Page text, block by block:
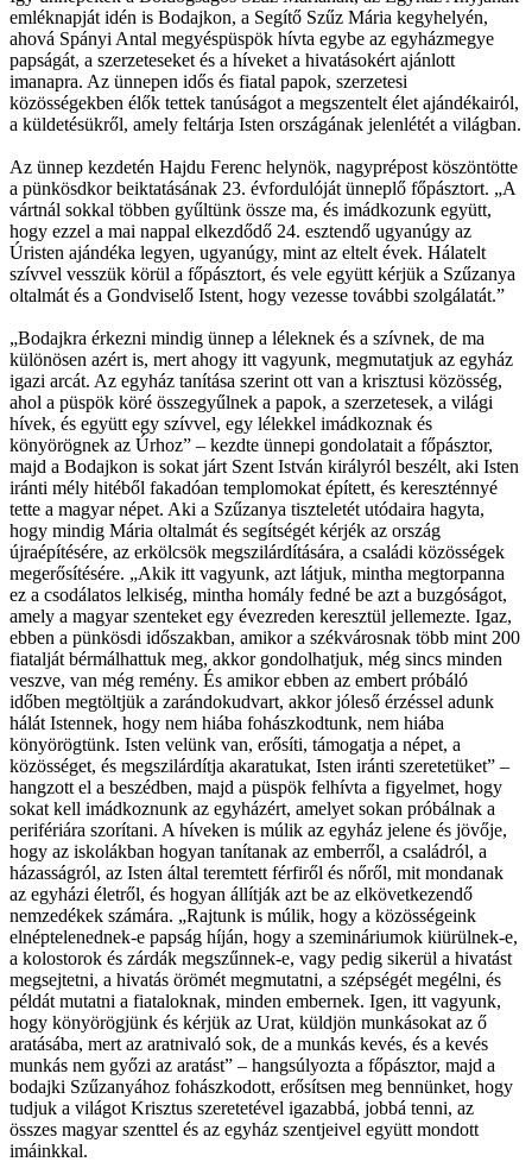
emléknapját idén is Bodajkon, a Segítő Szűz Mária kegyhelyén,
ahová Spányi Antal megyéspüspök hívta egybe az egyházmegye
papságát, a szerzeteseket és a híveket a hivatásokért ajánlott
imanapra. Az ünnepen idős és fiatal papok, szerzetesi
közösségekben élők tettek tanúságot a megszentelt élet ajándékairól,
a küldetésükről, amely feltárja Isten országának jelenlétét a világban.
Az ünnep kezdetén Hajdu Ferenc helynök, nagyprépost köszöntötte
a pünkösdkor beiktatásának 23. évfordulóját ünneplő főpásztort. „A
vártnál sokkal többen gyűltünk össze ma, és imádkozunk együtt,
hogy ezzel a mai nappal elkezdődő 24. esztendő ugyanúgy az
Úristen ajándéka legyen, ugyanúgy, mint az eltelt évek. Hálatelt
szívvel vesszük körül a főpásztort, és vele együtt kérjük a Szűzanya
oltalmát és a Gondviselő Istent, hogy vezesse további szolgálatát.”
„Bodajkra érkezni mindig ünnep a léleknek és a szívnek, de ma
különösen azért is, mert ahogy itt vagyunk, megmutatjuk az egyház
igazi arcát. Az egyház tanítása szerint ott van a krisztusi közösség,
ahol a püspök köré összegyűlnek a papok, a szerzetesek, a világi
hívek, és együtt egy szívvel, egy lélekkel imádkoznak és
könyörögnek az Úrhoz” – kezdte ünnepi gondolatait a főpásztor,
majd a Bodajkon is sokat járt Szent István királyról beszélt, aki Isten
iránti mély hitéből fakadóan templomokat épített, és kereszténnyé
tette a magyar népet. Aki a Szűzanya tiszteletét utódaira hagyta,
hogy mindig Mária oltalmát és segítségét kérjék az ország
újraépítésére, az erkölcsök megszilárdítására, a családi közösségek
megerősítésére. „Akik itt vagyunk, azt látjuk, mintha megtorpanna
ez a csodálatos lelkiség, mintha homály fedné be azt a buzgóságot,
amely a magyar szenteket egy évezreden keresztül jellemezte. Igaz,
ebben a pünkösdi időszakban, amikor a székvárosnak több mint 200
fiatalját bérmálhattuk meg, akkor gondolhatjuk, még sincs minden
veszve, van még remény. És amikor ebben az embert próbáló
időben megtöltjük a zarándokudvart, akkor jóleső érzéssel adunk
hálát Istennek, hogy nem hiába fohászkodtunk, nem hiába
könyörögtünk. Isten velünk van, erősíti, támogatja a népet, a
közösséget, és megszilárdítja akaratukat, Isten iránti szeretetüket” –
hangzott el a beszédben, majd a püspök felhívta a figyelmet, hogy
sokat kell imádkoznunk az egyházért, amelyet sokan próbálnak a
perifériára szorítani. A híveken is múlik az egyház jelene és jövője,
hogy az iskolákban hogyan tanítanak az emberről, a családról, a
házasságról, az Isten által teremtett férfiről és nőről, mit mondanak
az egyházi életről, és hogyan állítják azt be az elkövetkezendő
nemzedékek számára. „Rajtunk is múlik, hogy a közösségeink
elnéptelenednek-e papság híján, hogy a szemináriumok kiürülnek-e,
a kolostorok és zárdák megszűnnek-e, vagy pedig sikerül a hivatást
megsejtetni, a hivatás örömét megmutatni, a szépségét megélni, és
példát mutatni a fiataloknak, minden embernek. Igen, itt vagyunk,
hogy könyörögjünk és kérjük az Urat, küldjön munkásokat az ő
aratásába, mert az aratnivaló sok, de a munkás kevés, és a kevés
munkás nem győzi az aratást” – hangsúlyozta a főpásztor, majd a
bodajki Szűzanyához fohászkodott, erősítsen meg bennünket, hogy
tudjuk a világot Krisztus szeretetével igazabbá, jobbá tenni, az
összes magyar szenttel és az egyház szentjeivel együtt mondott
imáinkkal.